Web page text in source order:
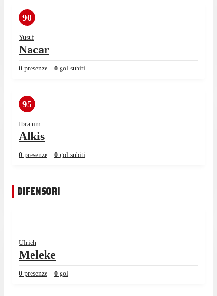
90
Yusuf
Nacar
0 presenze 0 gol subiti
95
Ibrahim
Alkis
0 presenze 0 gol subiti
DIFENSORI
Ulrich
Meleke
0 presenze 0 gol